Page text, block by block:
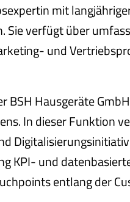
mit
verfügt über
und
BSH Hausgeräte
In dieser Funktion
KPI- und
entlang der